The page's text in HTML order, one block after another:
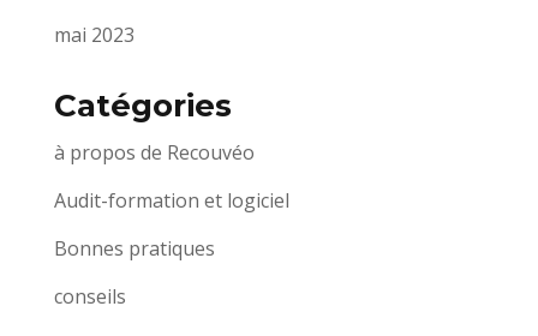
mai 2023
Catégories
à propos de Recouvéo
Audit-formation et logiciel
Bonnes pratiques
conseils